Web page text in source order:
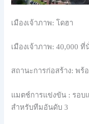
เมืองเจ้าภาพ: โดฮา
เมืองเจ้าภาพ: 40,000 ที่
สถานะการก่อสร้าง: พร้
แมตช์การแข่งขัน : รอบ
สำหรับทีมอันดับ 3